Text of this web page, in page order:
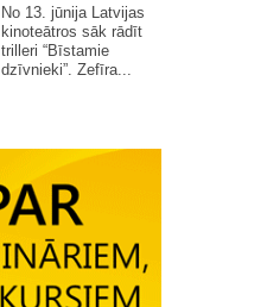
No 13. jūnija Latvijas
kinoteātros sāk rādīt
trilleri “Bīstamie
dzīvnieki”. Zefīra...